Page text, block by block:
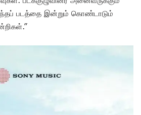
படத்தை இன்றும் கொண்டாடும்